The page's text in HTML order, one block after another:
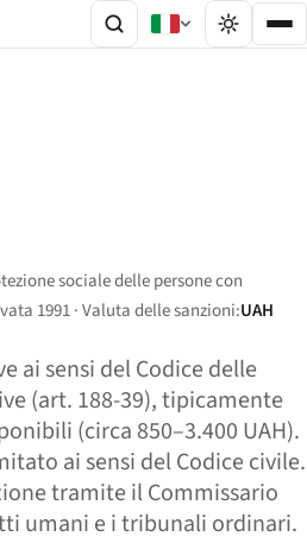
sociale delle persone con
1991 · Valuta delle sanzioni:UAH
ai sensi del Codice delle
(art. 188-39), tipicamente
(circa 850–3.400 UAH).
ai sensi del Codice civile.
tramite il Commissario
umani e i tribunali ordinari.